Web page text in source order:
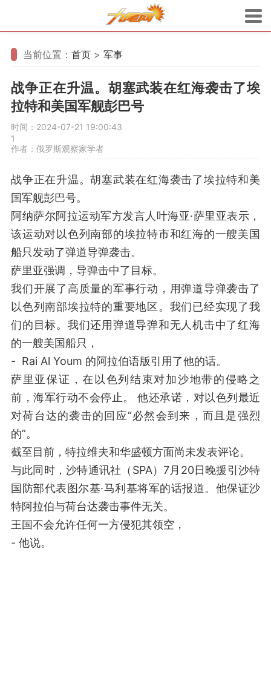
当前位置： 首页 > 军事
战争正在升温。胡塞武装在红海袭击了埃
拉特和美国军舰彭巴号
时间：2024-07-21 19:00:43
1
作者：俄罗斯观察家学者
战争正在升温。胡塞武装在红海袭击了埃拉特和美
国军舰彭巴号。
阿纳萨尔阿拉运动军方发言人叶海亚·萨里亚表示，
该运动对以色列南部的埃拉特市和红海的一艘美国
船只发动了弹道导弹袭击。
萨里亚强调，导弹击中了目标。
我们开展了高质量的军事行动，用弹道导弹袭击了
以色列南部埃拉特的重要地区。我们已经实现了我
们的目标。我们还用弹道导弹和无人机击中了红海
的一艘美国船只，
- Rai Al Youm 的阿拉伯语版引用了他的话。
萨里亚保证，在以色列结束对加沙地带的侵略之
前，海军行动不会停止。 他还承诺，对以色列最近
对荷台达的袭击的回应“必然会到来，而且是强烈
的”。
截至目前，特拉维夫和华盛顿方面尚未发表评论。
与此同时，沙特通讯社（SPA）7月20日晚援引沙特
国防部代表图尔基·马利基将军的话报道。他保证沙
特阿拉伯与荷台达袭击事件无关。
王国不会允许任何一方侵犯其领空，
- 他说。